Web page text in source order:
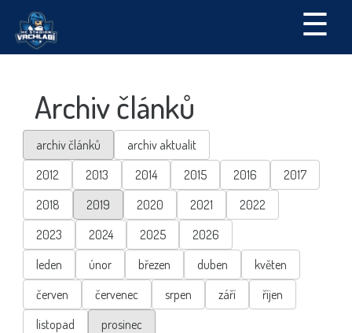
☰
Archiv článků
archiv článků
archiv aktualit
2012
2013 2014 2015 2016
2017
2018
2019 2020 2021
2022
2023
2024 2025
2026
leden
únor březen duben
květen
červen
červenec srpen září
říjen
listopad
prosinec